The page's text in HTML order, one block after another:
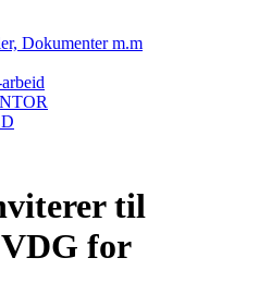
Dokumenter m.m
til
for